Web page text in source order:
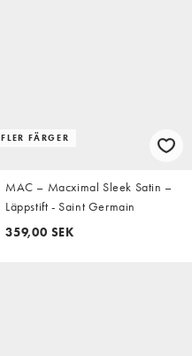
FLER FÄRGER
MAC – Macximal Sleek Satin –
Läppstift - Saint Germain
359,00 SEK